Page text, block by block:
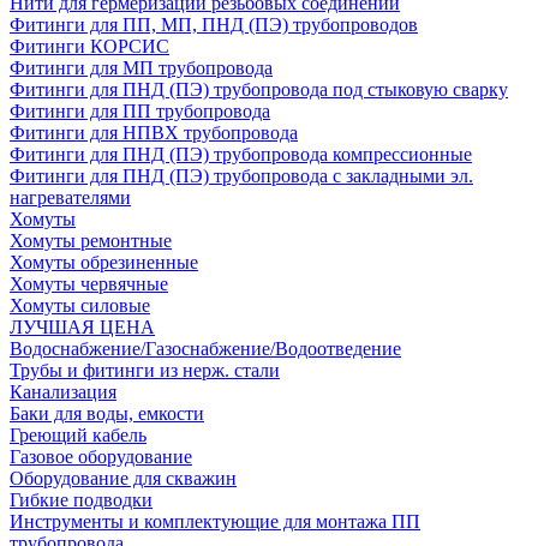
Фитинги для ПП, МП, ПНД (ПЭ) трубопроводов
Фитинги КОРСИС
Фитинги для МП трубопровода
Фитинги для ПНД (ПЭ) трубопровода под стыковую сварку
Фитинги для ПП трубопровода
Фитинги для НПВХ трубопровода
Фитинги для ПНД (ПЭ) трубопровода компрессионные
Фитинги для ПНД (ПЭ) трубопровода с закладными эл.
нагревателями
Хомуты
Хомуты ремонтные
Хомуты обрезиненные
Хомуты червячные
Хомуты силовые
ЛУЧШАЯ ЦЕНА
Водоснабжение/Газоснабжение/Водоотведение
Трубы и фитинги из нерж. стали
Канализация
Баки для воды, емкости
Греющий кабель
Газовое оборудование
Оборудование для скважин
Гибкие подводки
Инструменты и комплектующие для монтажа ПП